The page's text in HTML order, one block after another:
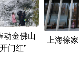
安徽 福建
河南 湖北
广西 海南
动金佛山
门红”
上海徐